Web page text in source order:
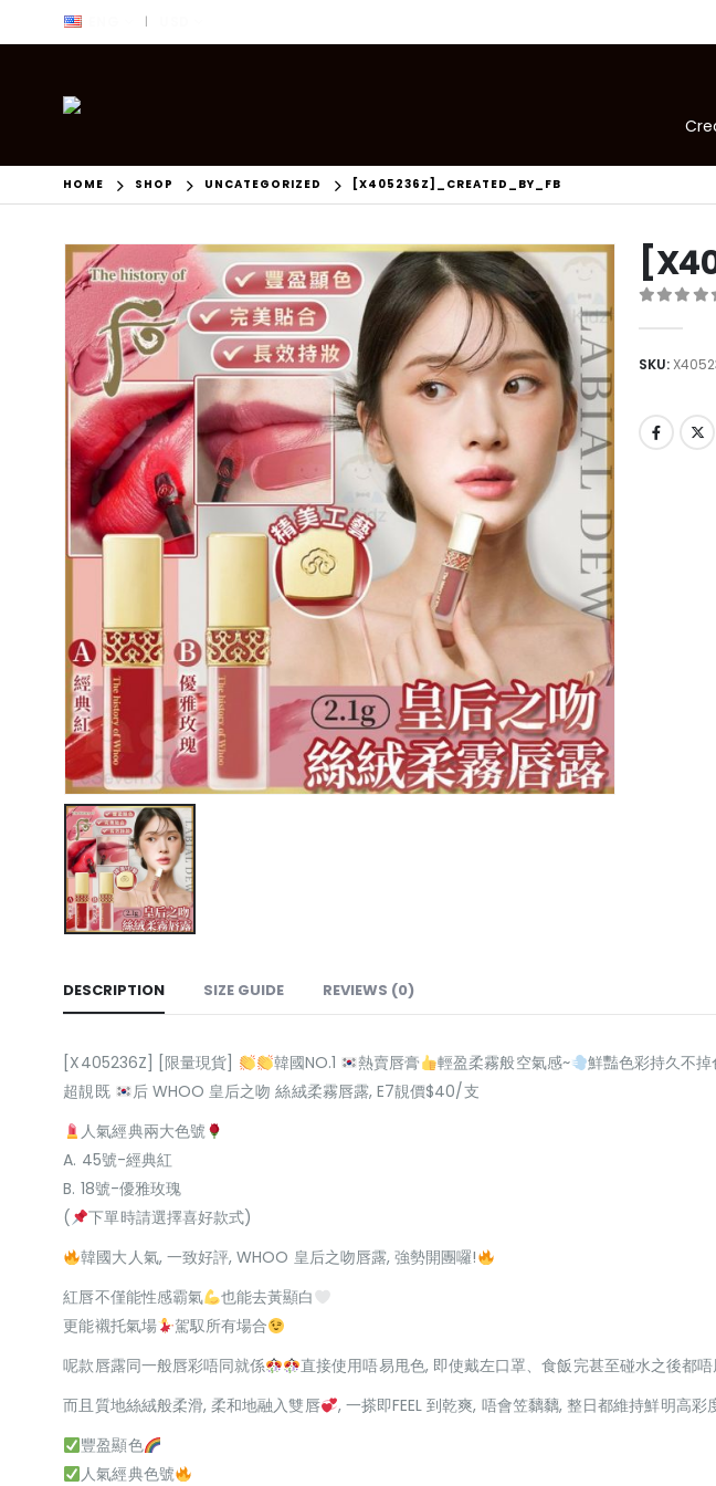
|
HOME SHOP UNCATEGORIZED [X405236Z]_CREATED_BY_FB
SKU:
DESCRIPTION SIZE GUIDE REVIEWS (0)
[X405236Z] [限量現貨] 韓國NO.1 熱賣唇膏 輕盈柔霧般空氣感~
鮮豔色彩持久不掉
超靚既
后 WHOO 皇后之吻 絲絨柔霧唇露, E7靚價$40/支
人氣經典兩大色號
A. 45號-經典紅
B. 18號-優雅玫瑰
(
下單時請選擇喜好款式)
韓國大人氣, 一致好評, WHOO 皇后之吻唇露, 強勢開團囉!
紅唇不僅能性感霸氣
也能去黃顯白
更能襯托氣場
駕馭所有場合
呢款唇露同一般唇彩唔同就係
直接使用唔易甩色, 即使戴左口罩、食飯完甚至碰水之後都
而且質地絲絨般柔滑, 柔和地融入雙唇
, 一搽即FEEL 到乾爽, 唔會笠黐黐, 整日都維持鮮明高彩
豐盈顯色
人氣經典色號